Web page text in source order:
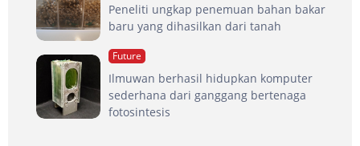
Peneliti ungkap penemuan bahan bakar
baru yang dihasilkan dari tanah
Future
Ilmuwan berhasil hidupkan komputer
sederhana dari ganggang bertenaga
fotosintesis